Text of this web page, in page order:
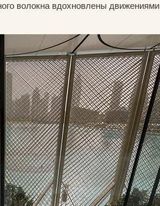
волокна вдохновлены движениями